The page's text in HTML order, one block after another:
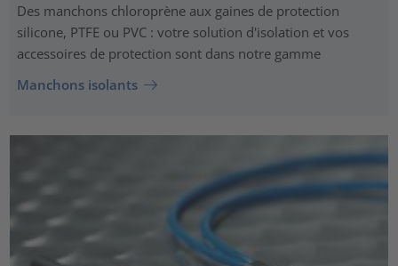
Des manchons chloroprène aux gaines de protection
silicone, PTFE ou PVC : votre solution d'isolation et vos
accessoires de protection sont dans notre gamme
Manchons isolants